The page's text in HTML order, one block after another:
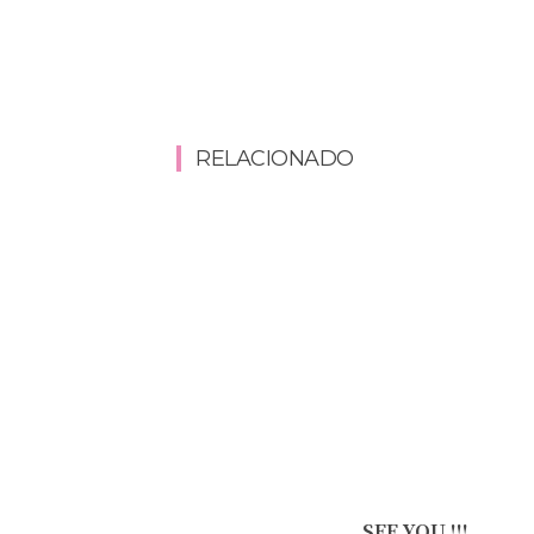
RELACIONADO